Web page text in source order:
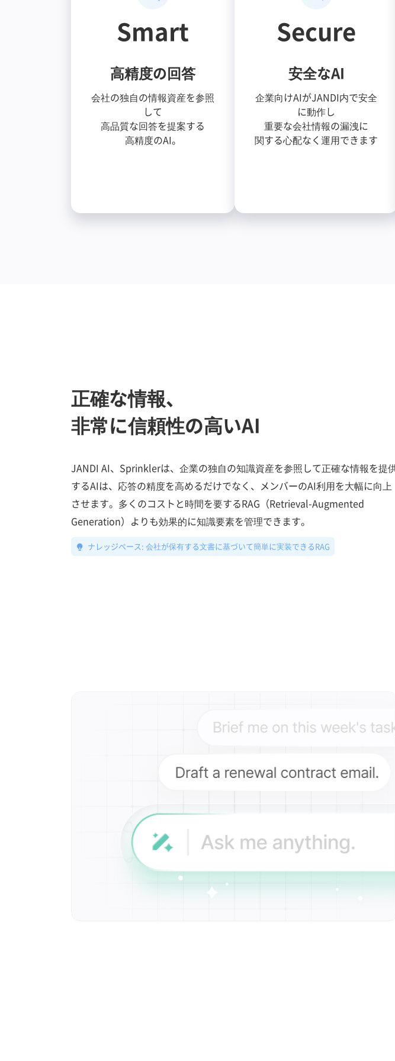
Smart
高精度の回答
会社の独自の情報資産を参照
して
高品質な回答を提案する
高精度のAI。
Secure
安全なAI
企業向けAIがJANDI内で安全
に動作し
重要な会社情報の漏洩に
関する心配なく運用できます
正確な情報、
非常に信頼性の高いAI
JANDI AI、Sprinklerは、企業の独自の知識資産を参照して正確な情報を提
するAIは、応答の精度を高めるだけでなく、メンバーのAI利用を大幅に向上
させます。多くのコストと時間を要するRAG（Retrieval-Augmented
Generation）よりも効果的に知識要素を管理できます。
ナレッジベース: 会社が保有する文書に基づいて簡単に実装できるRAG